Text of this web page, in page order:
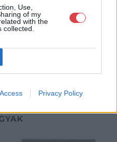
Use,
of my
with the
Privacy Policy